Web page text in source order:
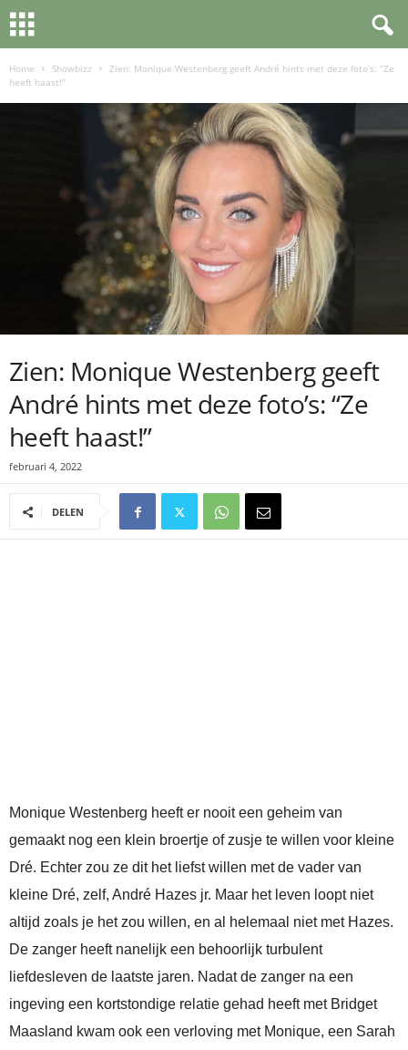
Home Showbizz
Zien: Monique Westenberg geeft André hints met deze foto’s: “Ze
heeft haast!”
Zien: Monique Westenberg geeft
André hints met deze foto’s: “Ze
heeft haast!”
februari 4, 2022
DELEN
Monique Westenberg heeft er nooit een geheim van
gemaakt nog een klein broertje of zusje te willen voor kleine
Dré. Echter zou ze dit het liefst willen met de vader van
kleine Dré, zelf, André Hazes jr. Maar het leven loopt niet
altijd zoals je het zou willen, en al helemaal niet met Hazes.
De zanger heeft nanelijk een behoorlijk turbulent
liefdesleven de laatste jaren. Nadat de zanger na een
ingeving een kortstondige relatie gehad heeft met Bridget
Maasland kwam ook een verloving met Monique, een Sarah